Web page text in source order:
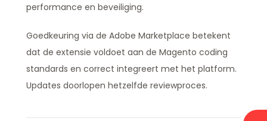
performance en beveiliging.
Goedkeuring via de Adobe Marketplace betekent
dat de extensie voldoet aan de Magento coding
standards en correct integreert met het platform.
Updates doorlopen hetzelfde reviewproces.